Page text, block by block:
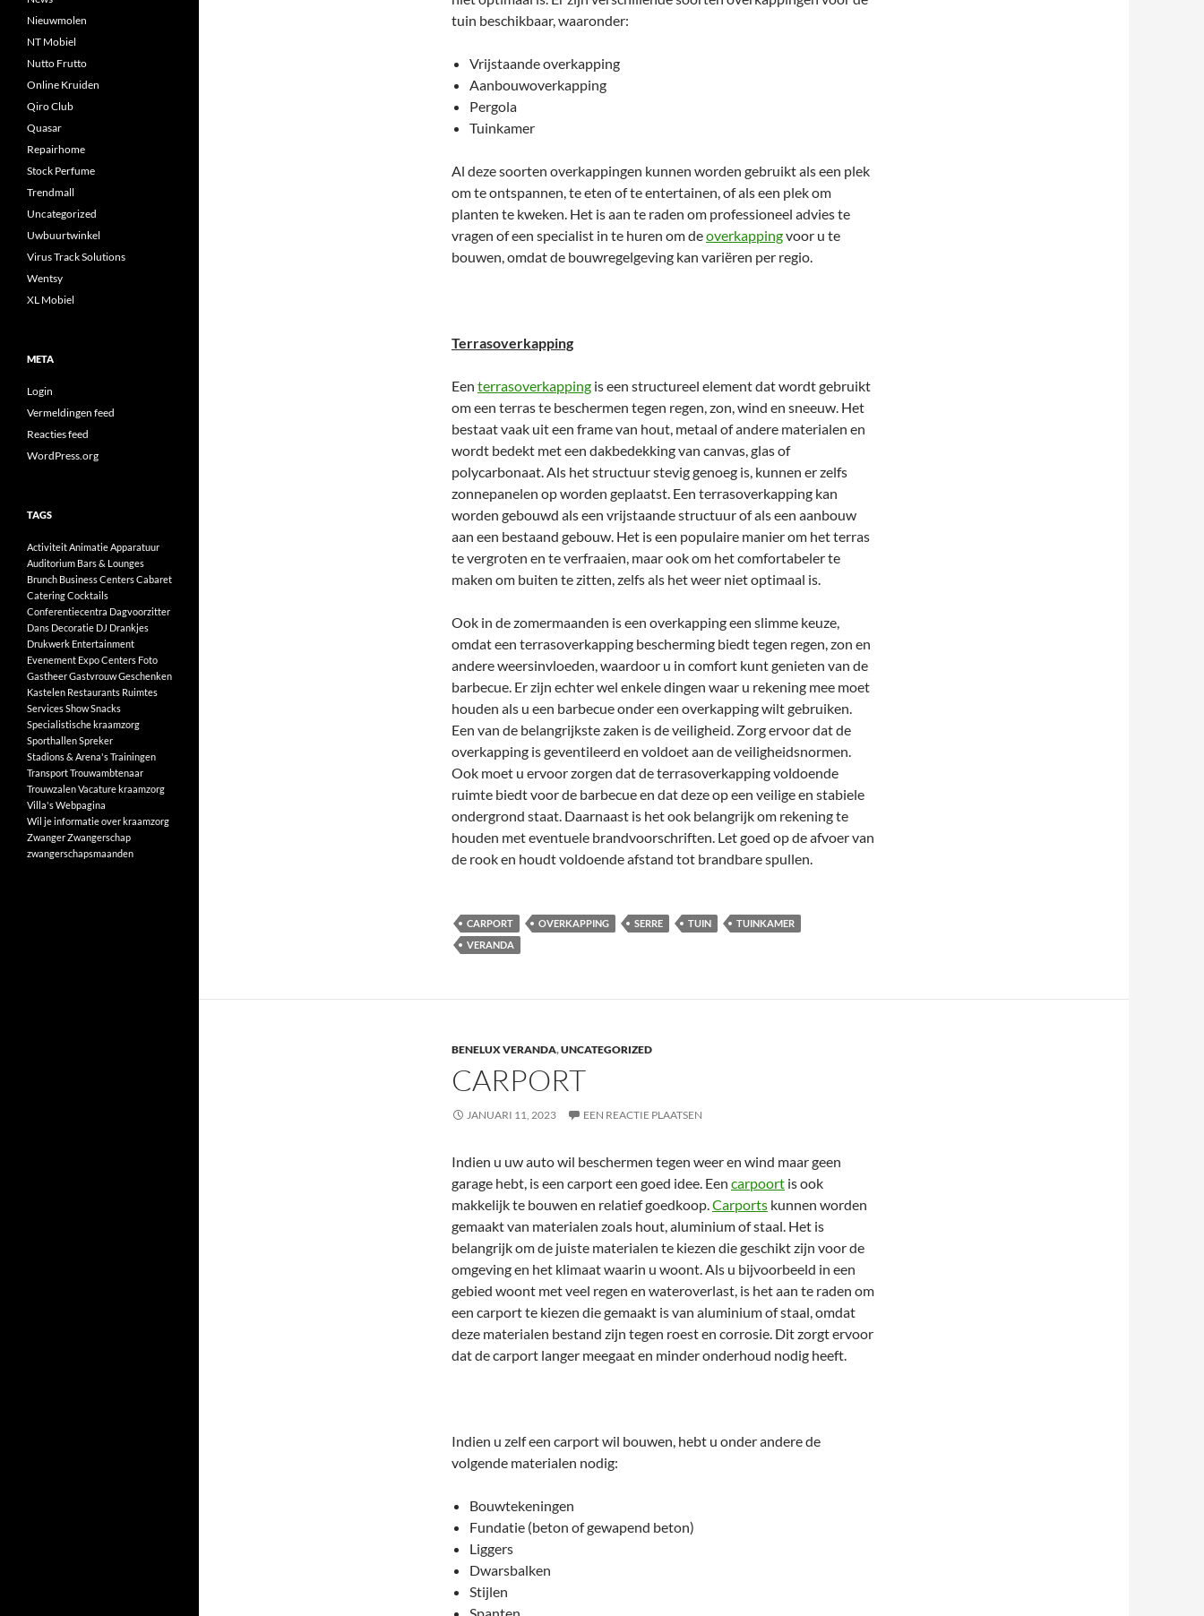
tuin beschikbaar, waaronder:
Vrijstaande overkapping
Aanbouwoverkapping
Pergola
Tuinkamer
Al deze soorten overkappingen kunnen worden gebruikt als een plek
om te ontspannen, te eten of te entertainen, of als een plek om
planten te kweken. Het is aan te raden om professioneel advies te
vragen of een specialist in te huren om deoverkappingvoor u te
bouwen, omdat de bouwregelgeving kan variëren per regio.
Terrasoverkapping
Een terrasoverkapping is een structureel element dat wordt gebruikt
om een terras te beschermen tegen regen, zon, wind en sneeuw. Het
bestaat vaak uit een frame van hout, metaal of andere materialen en
wordt bedekt met een dakbedekking van canvas, glas of
polycarbonaat. Als het structuur stevig genoeg is, kunnen er zelfs
zonnepanelen op worden geplaatst. Een terrasoverkapping kan
worden gebouwd als een vrijstaande structuur of als een aanbouw
aan een bestaand gebouw. Het is een populaire manier om het terras
te vergroten en te verfraaien, maar ook om het comfortabeler te
maken om buiten te zitten, zelfs als het weer niet optimaal is.
Ook in de zomermaanden is een overkapping een slimme keuze,
omdat een terrasoverkapping bescherming biedt tegen regen, zon en
andere weersinvloeden, waardoor u in comfort kunt genieten van de
barbecue. Er zijn echter wel enkele dingen waar u rekening mee moet
houden als u een barbecue onder een overkapping wilt gebruiken.
Een van de belangrijkste zaken is de veiligheid. Zorg ervoor dat de
overkapping is geventileerd en voldoet aan de veiligheidsnormen.
Ook moet u ervoor zorgen dat de terrasoverkapping voldoende
ruimte biedt voor de barbecue en dat deze op een veilige en stabiele
ondergrond staat. Daarnaast is het ook belangrijk om rekening te
houden met eventuele brandvoorschriften. Let goed op de afvoer van
de rook en houdt voldoende afstand tot brandbare spullen.
CARPORT OVERKAPPING SERRE TUIN
TUINKAMER
VERANDA
BENELUX VERANDA,UNCATEGORIZED
CARPORT
JANUARI 11, 2023 EEN REACTIE PLAATSEN
Indien u uw auto wil beschermen tegen weer en wind maar geen
garage hebt, is een carport een goed idee. Een carpoort is ook
makkelijk te bouwen en relatief goedkoop.Carports kunnen worden
gemaakt van materialen zoals hout, aluminium of staal. Het is
belangrijk om de juiste materialen te kiezen die geschikt zijn voor de
omgeving en het klimaat waarin u woont. Als u bijvoorbeeld in een
gebied woont met veel regen en wateroverlast, is het aan te raden om
een carport te kiezen die gemaakt is van aluminium of staal, omdat
deze materialen bestand zijn tegen roest en corrosie. Dit zorgt ervoor
dat de carport langer meegaat en minder onderhoud nodig heeft.
Indien u zelf een carport wil bouwen, hebt u onder andere de
volgende materialen nodig:
Bouwtekeningen
Fundatie (beton of gewapend beton)
Liggers
Dwarsbalken
Stijlen
Nieuwmolen
NT Mobiel
Nutto Frutto
Online Kruiden
Qiro Club
Quasar
Repairhome
Stock Perfume
Trendmall
Uncategorized
Uwbuurtwinkel
Virus Track Solutions
Wentsy
XL Mobiel
META
Login
Vermeldingen feed
Reacties feed
WordPress.org
TAGS
ActiviteitAnimatieApparatuur
Auditorium Bars & Lounges
Brunch Business CentersCabaret
CateringCocktails
Conferentiecentra Dagvoorzitter
Dans Decoratie DJ Drankjes
Drukwerk Entertainment
Evenement Expo Centers Foto
GastheerGastvrouwGeschenken
Kastelen Restaurants Ruimtes
ServicesShowSnacks
Specialistische kraamzorg
SporthallenSpreker
Stadions & Arena'sTrainingen
TransportTrouwambtenaar
TrouwzalenVacature kraamzorg
Villa'sWebpagina
Wil je informatie over kraamzorg
ZwangerZwangerschap
zwangerschapsmaanden